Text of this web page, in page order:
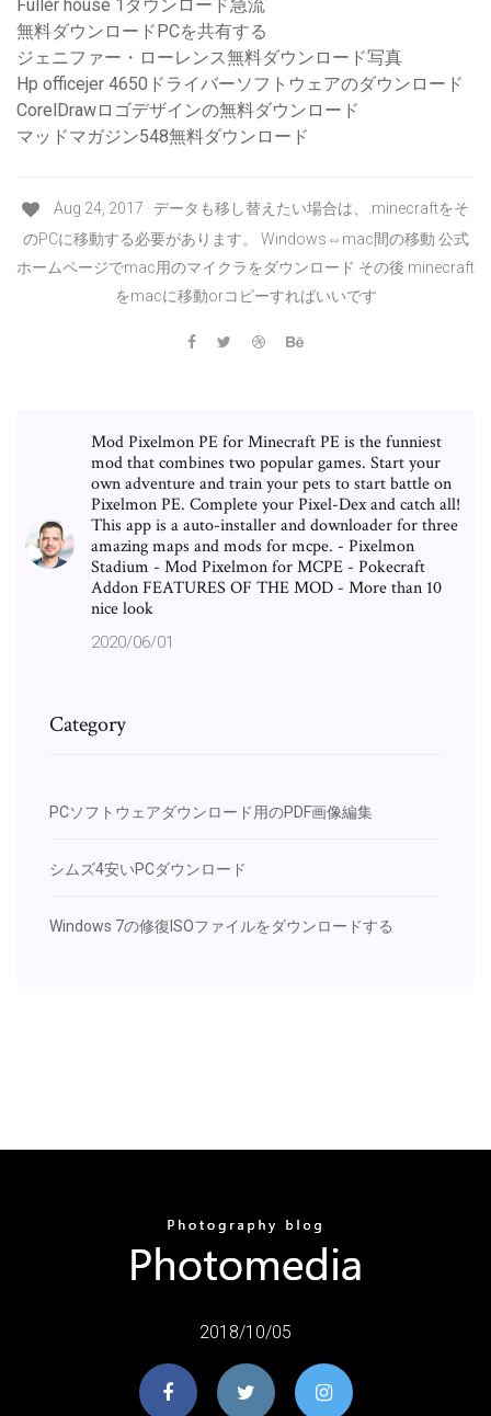
Fuller house 1ダウンロード急流
無料ダウンロードPCを共有する
ジェニファー・ローレンス無料ダウンロード写真
Hp officejer 4650ドライバーソフトウェアのダウンロード
CorelDrawロゴデザインの無料ダウンロード
マッドマガジン548無料ダウンロード
Aug 24, 2017 · データも移し替えたい場合は、.minecraftをそ
のPCに移動する必要があります。 Windows⇔mac間の移動 公式
ホームページでmac用のマイクラをダウンロード その後.minecraft
をmacに移動orコピーすればいいです
Mod Pixelmon PE for Minecraft PE is the funniest
mod that combines two popular games. Start your
own adventure and train your pets to start battle on
Pixelmon PE. Complete your Pixel-Dex and catch all!
This app is a auto-installer and downloader for three
amazing maps and mods for mcpe. - Pixelmon
Stadium - Mod Pixelmon for MCPE - Pokecraft
Addon FEATURES OF THE MOD - More than 10
nice look
2020/06/01
Category
PCソフトウェアダウンロード用のPDF画像編集
シムズ4安いPCダウンロード
Windows 7の修復ISOファイルをダウンロードする
2018/10/05